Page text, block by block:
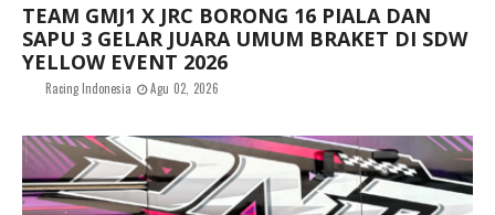
TEAM GMJ1 X JRC BORONG 16 PIALA DAN
SAPU 3 GELAR JUARA UMUM BRAKET DI SDW
YELLOW EVENT 2026
Racing Indonesia Agu 02, 2026